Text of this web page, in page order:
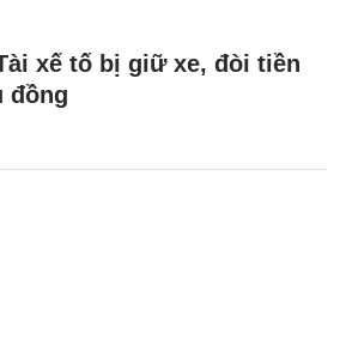
xế tố bị giữ xe, đòi tiền
đồng